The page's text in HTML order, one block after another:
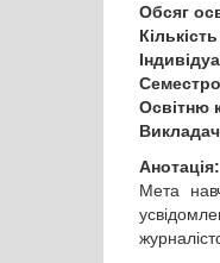
Обсяг
Освітню
Анотація:
Мета